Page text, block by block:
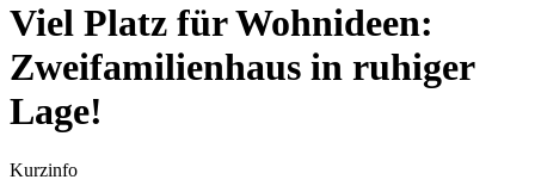
Viel Platz für Wohnideen:
Zweifamilienhaus in ruhiger
Lage!
Kurzinfo